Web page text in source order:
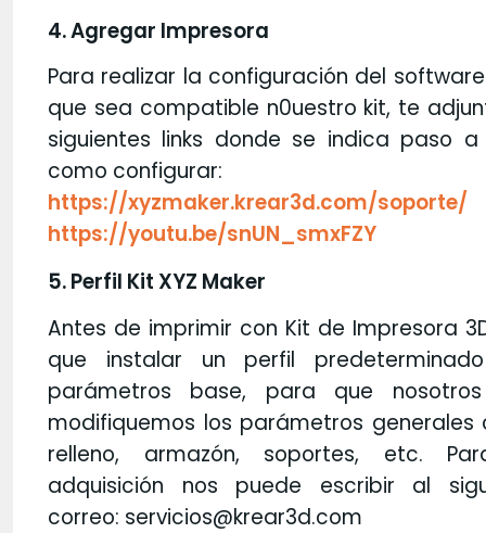
4. Agregar Impresora
Para realizar la configuración del
que sea compatible n0uestro kit, te
siguientes links donde se indica paso
como configurar:
https://xyzmaker.krear3d.com/soporte/
https://youtu.be/snUN_smxFZY
5. Perfil Kit XYZ Maker
Antes de imprimir con Kit de Impresora
que instalar un perfil
parámetros base, para que
modifiquemos los parámetros generales
relleno, armazón, soportes, etc.
adquisición nos puede escribir al
correo: servicios@krear3d.com